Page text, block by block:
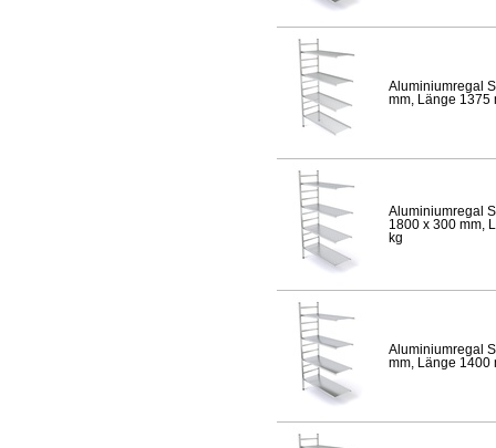
Aluminiumregal
mm, Länge 1375
Aluminiumregal
1800 x 300 mm,
kg
Aluminiumregal
mm, Länge 1400